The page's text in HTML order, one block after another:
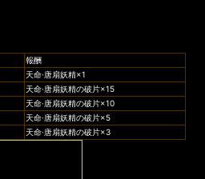
報酬
天命·唐扇妖精×1
天命·唐扇妖精の破片×15
天命·唐扇妖精の破片×10
天命·唐扇妖精の破片×5
天命·唐扇妖精の破片×3